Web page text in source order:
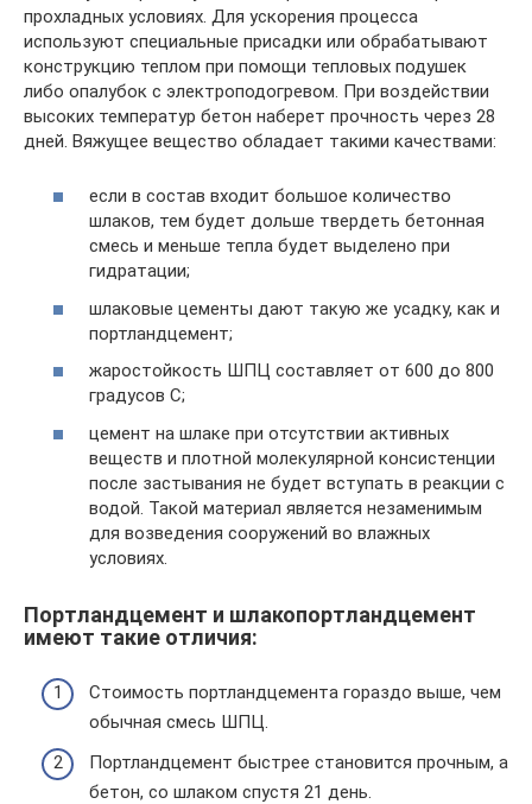
прохладных условиях. Для ускорения процесса
используют специальные присадки или обрабатывают
конструкцию теплом при помощи тепловых подушек
либо опалубок с электроподогревом. При воздействии
высоких температур бетон наберет прочность через 28
дней. Вяжущее вещество обладает такими качествами:
если в состав входит большое количество
шлаков, тем будет дольше твердеть бетонная
смесь и меньше тепла будет выделено при
гидратации;
шлаковые цементы дают такую же усадку, как и
портландцемент;
жаростойкость ШПЦ составляет от 600 до 800
градусов С;
цемент на шлаке при отсутствии активных
веществ и плотной молекулярной консистенции
после застывания не будет вступать в реакции с
водой. Такой материал является незаменимым
для возведения сооружений во влажных
условиях.
Портландцемент и шлакопортландцемент
имеют такие отличия:
Стоимость портландцемента гораздо выше, чем
обычная смесь ШПЦ.
Портландцемент быстрее становится прочным, а
бетон, со шлаком спустя 21 день.